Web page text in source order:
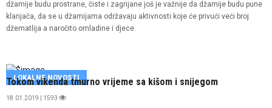
džamije budu prostrane, čiste i zagrijane još je važnije da džamije budu pune
klanjača, da se u džamijama održavaju aktivnosti koje će privući veći broj
džematlija a naročito omladine i djece.
LOKALNE NOVOSTI
Tokom vikenda tmurno vrijeme sa kišom i snijegom
18.01.2019 | 1593